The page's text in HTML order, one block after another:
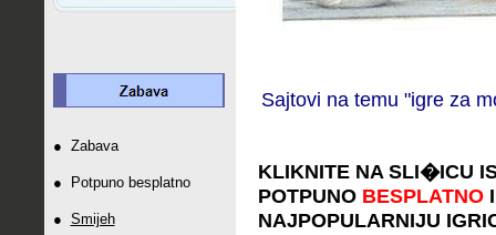
● Zabava
● Potpuno besplatno
● Smijeh
Sajtovi na temu "igre za
KLIKNITE NA SLI�ICU
POTPUNO BESPLATNOI
NAJPOPULARNIJU